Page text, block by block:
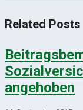
Related Posts
angehoben